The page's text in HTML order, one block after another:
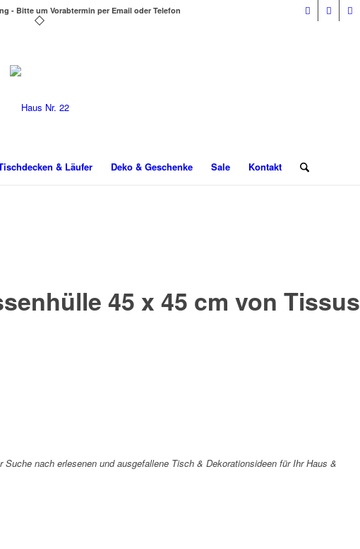
- Bitte um Vorabtermin per Email oder Telefon
& Läufer Deko & Geschenke Sale Kontakt
45 x 45 cm von Tissus
nach erlesenen und ausgefallene Tisch & Dekorationsideen für Ihr Haus &